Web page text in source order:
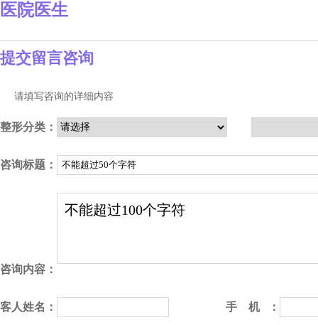
医院医生
提交留言咨询
请填写咨询的详细内容
整形分类：
咨询标题：
咨询内容：
客人姓名： 手 机 ：